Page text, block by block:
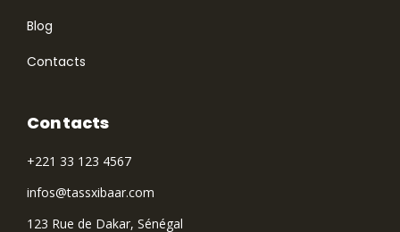
Blog
Contacts
Contacts
+221 33 123 4567
infos@tassxibaar.com
123 Rue de Dakar, Sénégal